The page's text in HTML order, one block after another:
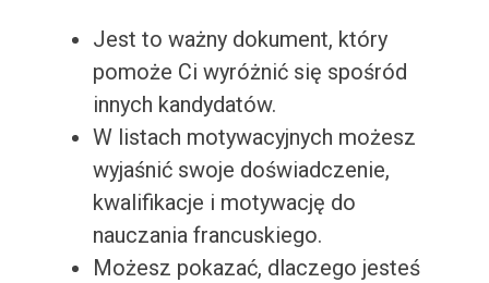
Jest to ważny dokument, który
pomoże Ci wyróżnić się spośród
innych kandydatów.
W listach motywacyjnych możesz
wyjaśnić swoje doświadczenie,
kwalifikacje i motywację do
nauczania francuskiego.
Możesz pokazać, dlaczego jesteś